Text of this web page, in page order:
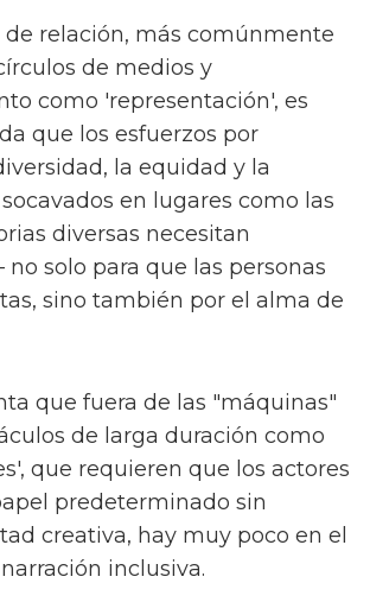
de relación, más comúnmente
de medios y
como 'representación', es
que los esfuerzos por
la equidad y la
en lugares como las
diversas necesitan
no solo para que las personas
sino también por el alma de
que fuera de las "máquinas"
de larga duración como
que requieren que los actores
predeterminado sin
creativa, hay muy poco en el
inclusiva.